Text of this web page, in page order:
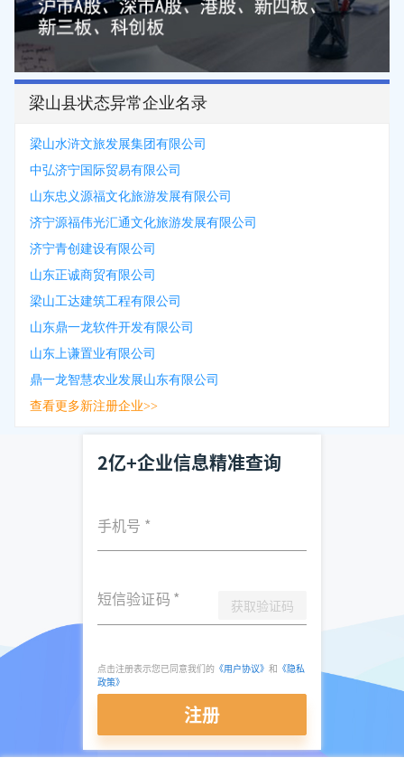
梁山县状态异常企业名录
梁山水浒文旅发展集团有限公司
中弘济宁国际贸易有限公司
山东忠义源福文化旅游发展有限公司
济宁源福伟光汇通文化旅游发展有限公司
济宁青创建设有限公司
山东正诚商贸有限公司
梁山工达建筑工程有限公司
山东鼎一龙软件开发有限公司
山东上谦置业有限公司
鼎一龙智慧农业发展山东有限公司
查看更多新注册企业>>
2亿+企业信息精准查询
手机号 *
短信验证码 * 获取验证码
点击注册表示您已同意我们的 《用户协议》 和 《隐私
政策》
注册